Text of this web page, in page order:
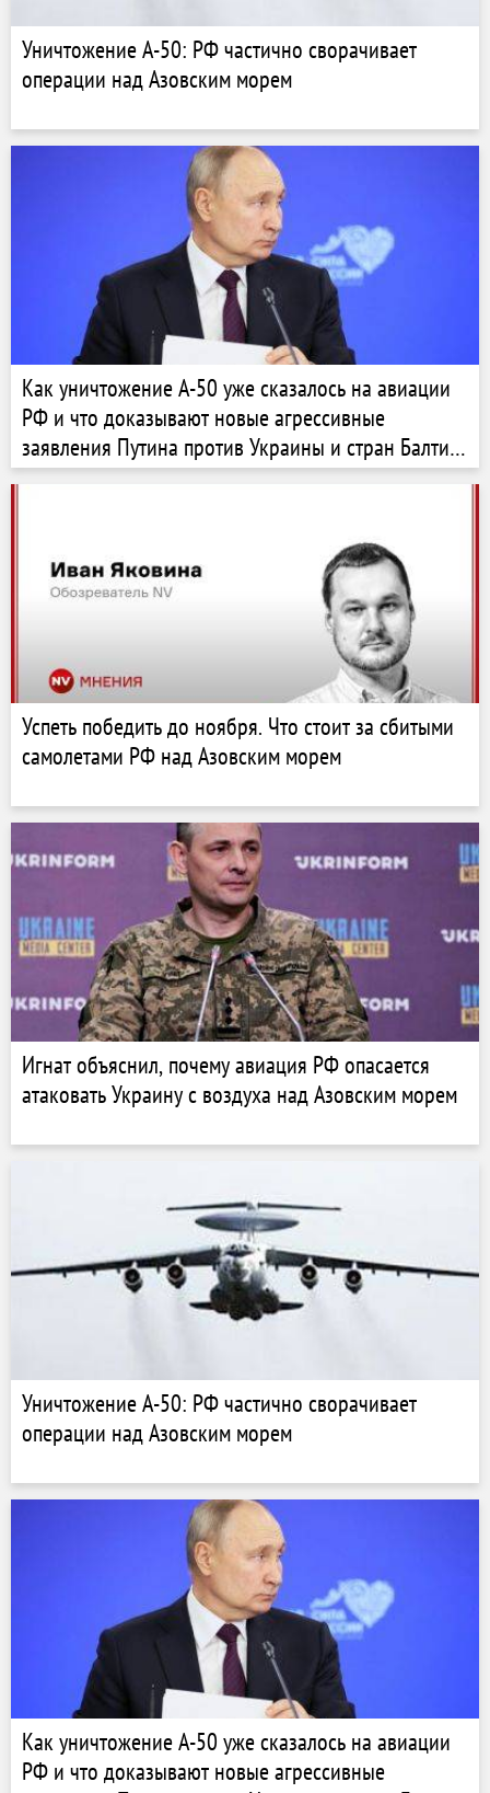
Уничтожение А-50: РФ частично сворачивает
операции над Азовским морем
Как уничтожение А-50 уже сказалось на авиации
РФ и что доказывают новые агрессивные
заявления Путина против Украины и стран Балтии
— ISW
Успеть победить до ноября. Что стоит за сбитыми
самолетами РФ над Азовским морем
Игнат объяснил, почему авиация РФ опасается
атаковать Украину с воздуха над Азовским морем
Уничтожение А-50: РФ частично сворачивает
операции над Азовским морем
Как уничтожение А-50 уже сказалось на авиации
РФ и что доказывают новые агрессивные